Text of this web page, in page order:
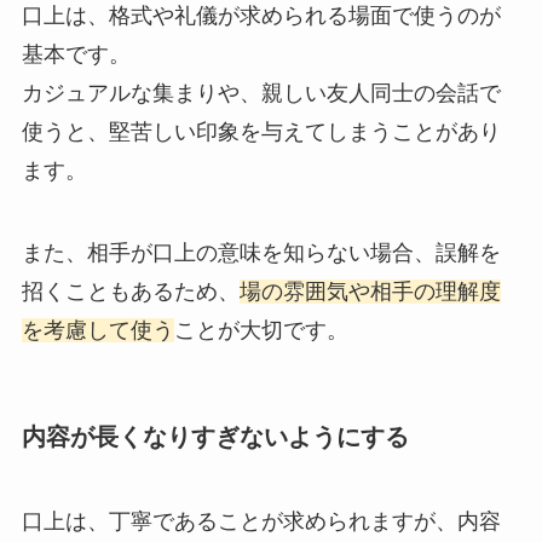
口上は、格式や礼儀が求められる場面で使うのが
基本です。
カジュアルな集まりや、親しい友人同士の会話で
使うと、堅苦しい印象を与えてしまうことがあり
ます。
また、相手が口上の意味を知らない場合、誤解を
招くこともあるため、 場の雰囲気や相手の理解度
を考慮して使う ことが大切です。
内容が長くなりすぎないようにする
口上は、丁寧であることが求められますが、内容